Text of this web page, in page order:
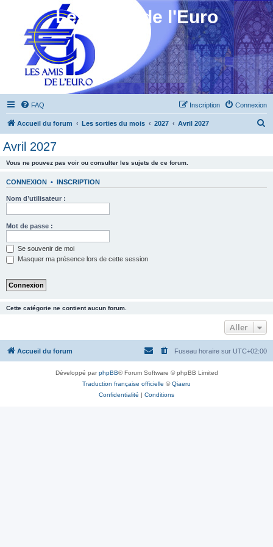
Les Amis de l'Euro
FAQ Connexion
Inscription
Accueil du forum Les sorties du mois 2027 Avril 2027
Avril 2027
Vous ne pouvez pas voir ou consulter les sujets de ce forum.
CONNEXION • INSCRIPTION
Nom d’utilisateur :
Mot de passe :
Se souvenir de moi
Masquer ma présence lors de cette session
Cette catégorie ne contient aucun forum.
Aller
Accueil du forum Fuseau horaire sur UTC+02:00
Développé parphpBB® Forum Software © phpBB Limited
Traduction française officielle ©Qiaeru
Confidentialité | Conditions